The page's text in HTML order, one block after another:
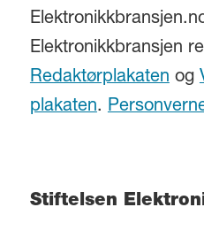
Elektronikkbransjen
Redaktørplakaten og
plakaten.
Stiftelsen